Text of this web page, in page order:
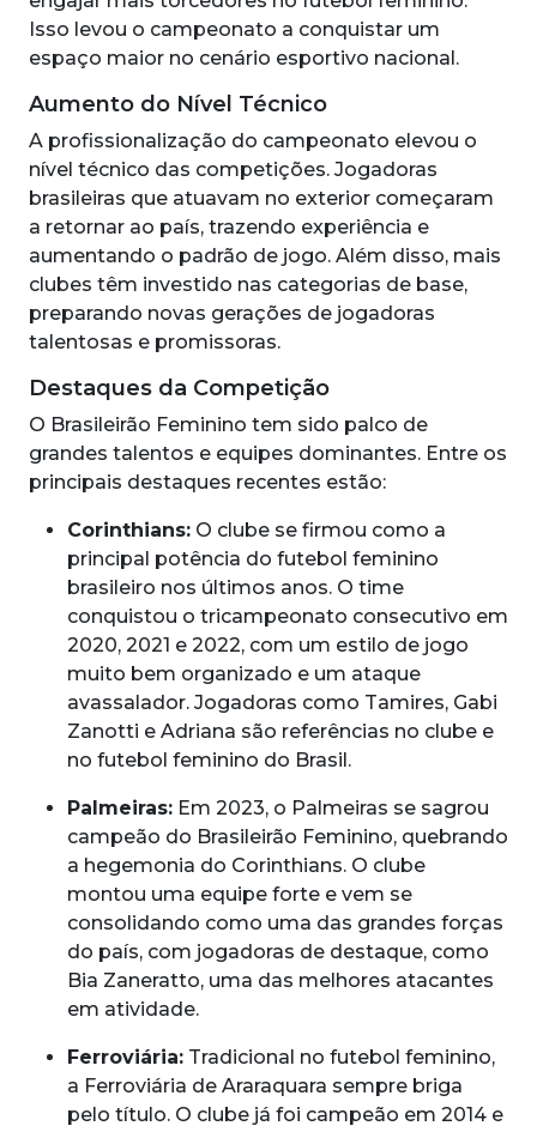
Isso levou o campeonato a conquistar um
espaço maior no cenário esportivo nacional.
Aumento do Nível Técnico
A profissionalização do campeonato elevou o
nível técnico das competições. Jogadoras
brasileiras que atuavam no exterior começaram
a retornar ao país, trazendo experiência e
aumentando o padrão de jogo. Além disso, mais
clubes têm investido nas categorias de base,
preparando novas gerações de jogadoras
talentosas e promissoras.
Destaques da Competição
O Brasileirão Feminino tem sido palco de
grandes talentos e equipes dominantes. Entre os
principais destaques recentes estão:
Corinthians: O clube se firmou como a
principal potência do futebol feminino
brasileiro nos últimos anos. O time
conquistou o tricampeonato consecutivo em
2020, 2021 e 2022, com um estilo de jogo
muito bem organizado e um ataque
avassalador. Jogadoras como Tamires, Gabi
Zanotti e Adriana são referências no clube e
no futebol feminino do Brasil.
Palmeiras: Em 2023, o Palmeiras se sagrou
campeão do Brasileirão Feminino, quebrando
a hegemonia do Corinthians. O clube
montou uma equipe forte e vem se
consolidando como uma das grandes forças
do país, com jogadoras de destaque, como
Bia Zaneratto, uma das melhores atacantes
em atividade.
Ferroviária: Tradicional no futebol feminino,
a Ferroviária de Araraquara sempre briga
pelo título. O clube já foi campeão em 2014 e